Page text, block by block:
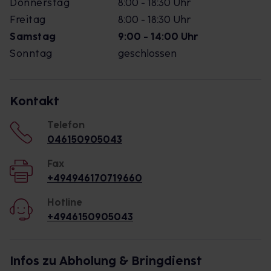
Donnerstag
8:00 - 18:30 Uhr
Freitag
8:00 - 18:30 Uhr
Samstag
9:00 - 14:00 Uhr
Sonntag
geschlossen
Kontakt
Telefon
046150905043
Fax
+494946170719660
Hotline
+4946150905043
Infos zu Abholung & Bringdienst